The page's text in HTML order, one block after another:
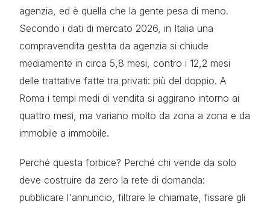
agenzia, ed è quella che la gente pesa di meno.
Secondo i dati di mercato 2026, in Italia una
compravendita gestita da agenzia si chiude
mediamente in circa 5,8 mesi, contro i 12,2 mesi
delle trattative fatte tra privati: più del doppio. A
Roma i tempi medi di vendita si aggirano intorno ai
quattro mesi, ma variano molto da zona a zona e da
immobile a immobile.
Perché questa forbice? Perché chi vende da solo
deve costruire da zero la rete di domanda:
pubblicare l'annuncio, filtrare le chiamate, fissare gli